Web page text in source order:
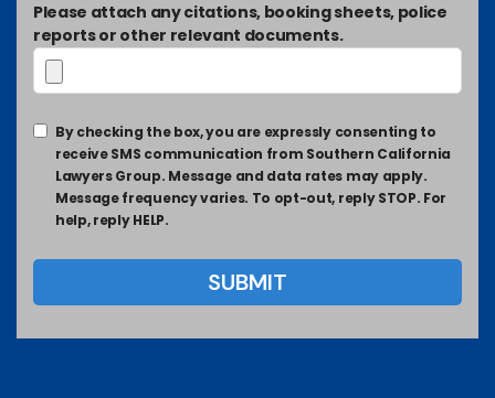
Please attach any citations, booking sheets, police
reports or other relevant documents.
By checking the box, you are expressly consenting to
receive SMS communication from Southern California
Lawyers Group. Message and data rates may apply.
Message frequency varies. To opt-out, reply STOP. For
help, reply HELP.